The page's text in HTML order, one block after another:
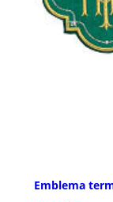
Emblema